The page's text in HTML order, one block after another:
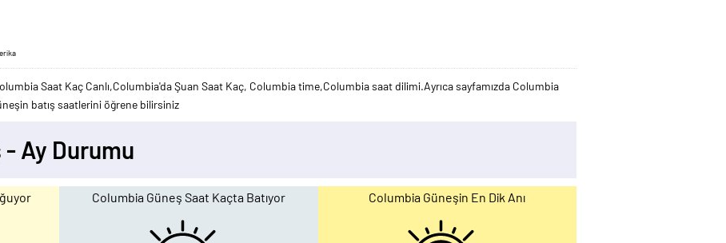
Saat Kaç Canlı,Columbia'da Şuan Saat Kaç, Columbia time,Columbia saat dilimi.Ayrıca sayfamızda Columbia
batış saatlerini öğrene bilirsiniz
Ay Durumu
Columbia Güneş Saat Kaçta Batıyor Columbia Güneşin En Dik Anı